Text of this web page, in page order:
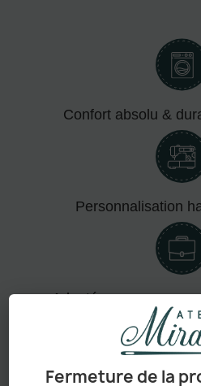
Fermeture de la
Confort absolu &
Personnalisation
Adapté aux pros